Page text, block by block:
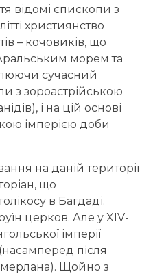
відомі єпископи з
християнство
– кочовиків, що
морем та
сучасний
з зороастрійською
і на цій основі
імперією доби
на даній території
що
в Багдаді.
церков. Але у XIV-
імперії
після
Щойно з